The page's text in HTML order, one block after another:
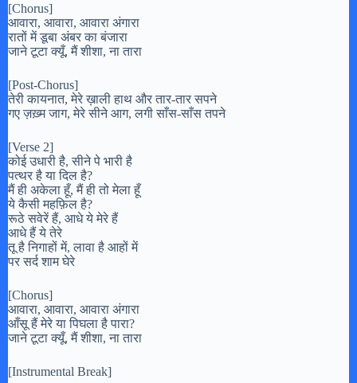
[Chorus]
आवारा, आवारा, आवारा अंगारा
रातों में डूबा अंबर का बंजारा
जाने टूटा क्यूँ, मैं शीशा, ना तारा
[Post-Chorus]
तेरी कायनात, मेरे ख़ाली हाथ और तार-तार सपने
गए ज़ख़्म जाग, मेरे सीने आग, लगी साँस-साँस तपने
[Verse 2]
कोई उधारी है, सीने पे भारी है
पत्थर है या दिल है?
मैं ही अकेला हूँ, मैं ही तो मेला हूँ
ये कैसी महफ़िल है?
रूठे सवेरें हैं, आधे ये मेरे हैं
आधे हैं ये तेरे
तू है निगाहों में, लावा है आहों में
पर सर्द शाम घेरे
[Chorus]
आवारा, आवारा, आवारा अंगारा
आँसू हैं मेरे या पिघला है पारा?
जाने टूटा क्यूँ, मैं शीशा, ना तारा
[Instrumental Break]